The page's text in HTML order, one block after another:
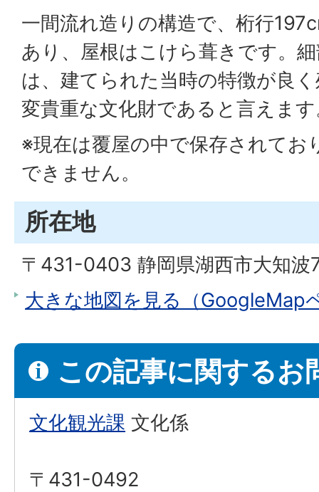
一間流れ造りの構造で、桁行
あり、屋根はこけら葺きです。
は、建てられた当時の特徴が良
変貴重な文化財であると言えま
※現在は覆屋の中で保存されてお
できません。
所在地
〒431-0403 静岡県湖西市大知波
大きな地図を見る（GoogleMap
この記事に関するお
文化観光課 文化係
〒431-0492